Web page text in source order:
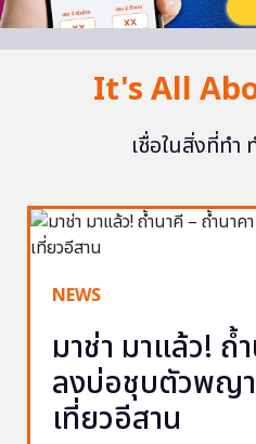
It's All
เชื่อในสิ่งที่ทำ
NEWS
มาช่า มาแล้ว! ถ้
ลงบ่อชุบตัวพญา
เที่ยวอีสาน